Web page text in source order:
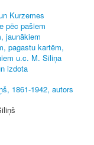
Kurzemes
pēc pašiem
jaunākiem
pagastu kartēm,
u.c. M. Siliņa
izdota
1861-1942, autors